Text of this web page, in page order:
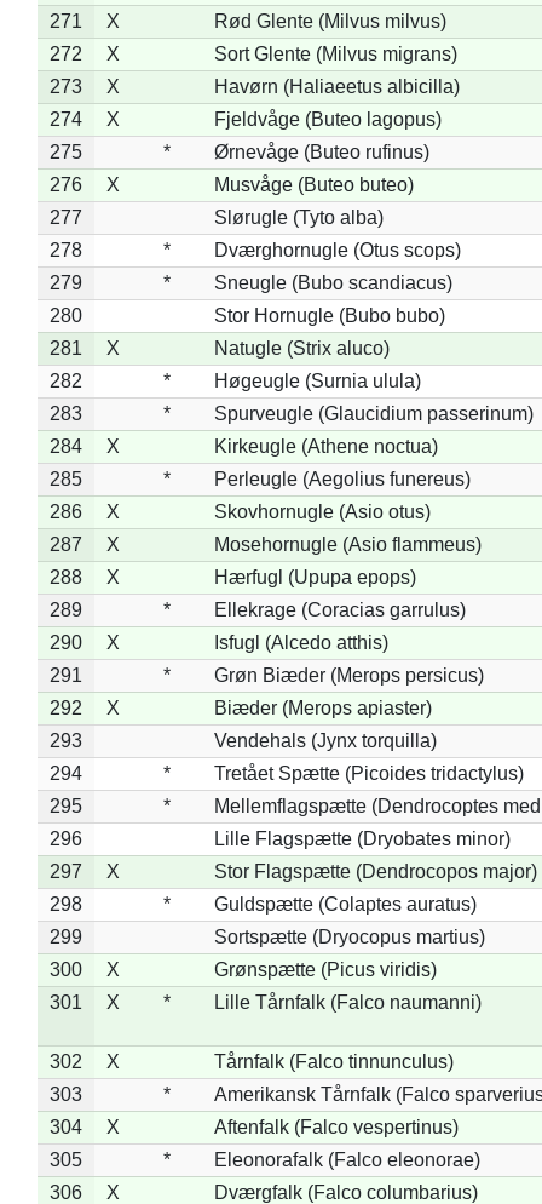
271
X
Rød Glente (Milvus milvus)
272
X
Sort Glente (Milvus migrans)
273
X
Havørn (Haliaeetus albicilla)
274
X
Fjeldvåge (Buteo lagopus)
275
*
Ørnevåge (Buteo rufinus)
276
X
Musvåge (Buteo buteo)
277
Slørugle (Tyto alba)
278
*
Dværghornugle (Otus scops)
279
*
Sneugle (Bubo scandiacus)
280
Stor Hornugle (Bubo bubo)
281
X
Natugle (Strix aluco)
282
*
Høgeugle (Surnia ulula)
283
*
Spurveugle (Glaucidium passerinum)
284
X
Kirkeugle (Athene noctua)
285
*
Perleugle (Aegolius funereus)
286
X
Skovhornugle (Asio otus)
287
X
Mosehornugle (Asio flammeus)
288
X
Hærfugl (Upupa epops)
289
*
Ellekrage (Coracias garrulus)
290
X
Isfugl (Alcedo atthis)
291
*
Grøn Biæder (Merops persicus)
292
X
Biæder (Merops apiaster)
293
Vendehals (Jynx torquilla)
294
*
Tretået Spætte (Picoides tridactylus)
295
*
Mellemflagspætte (Dendrocoptes
296
Lille Flagspætte (Dryobates minor)
297
X
Stor Flagspætte (Dendrocopos major)
298
*
Guldspætte (Colaptes auratus)
299
Sortspætte (Dryocopus martius)
300
X
Grønspætte (Picus viridis)
301
X * Lille Tårnfalk (Falco naumanni)
302 X
Tårnfalk (Falco tinnunculus)
303
*
Amerikansk Tårnfalk (Falco
304
X
Aftenfalk (Falco vespertinus)
305
*
Eleonorafalk (Falco eleonorae)
306
X
Dværgfalk (Falco columbarius)